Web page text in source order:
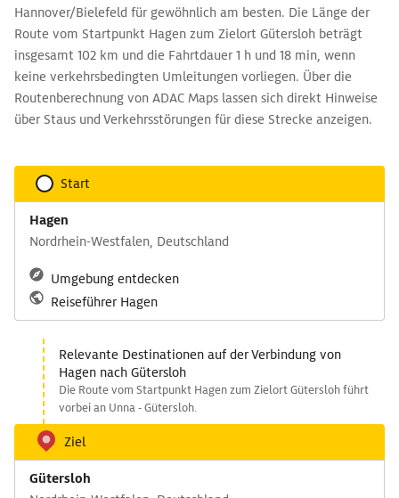
Hannover/Bielefeld für gewöhnlich am besten. Die Länge der
Route vom Startpunkt Hagen zum Zielort Gütersloh beträgt
insgesamt 102 km und die Fahrtdauer 1 h und 18 min, wenn
keine verkehrsbedingten Umleitungen vorliegen. Über die
Routenberechnung von ADAC Maps lassen sich direkt Hinweise
über Staus und Verkehrsstörungen für diese Strecke anzeigen.
Start
Hagen
Nordrhein-Westfalen, Deutschland
Umgebung entdecken
Reiseführer Hagen
Relevante Destinationen auf der Verbindung von
Hagen nach Gütersloh
Die Route vom Startpunkt Hagen zum Zielort Gütersloh führt
vorbei an Unna - Gütersloh.
Ziel
Gütersloh